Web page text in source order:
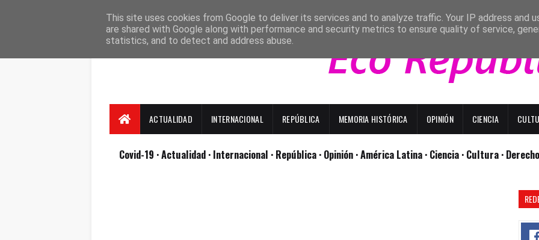
ACTUALIDAD INTERNACIONAL REPÚBLICA MEMORIA HISTÓRICA OPINIÓN CIENCIA
Covid-19 · Actualidad · Internacional · República · Opinión · América Latina · Ciencia · Cultura ·
This site uses cookies from Google to deliver its services and to analyze traffic. Your IP address and
are shared with Google along with performance and security metrics to ensure quality of service,
statistics, and to detect and address abuse.